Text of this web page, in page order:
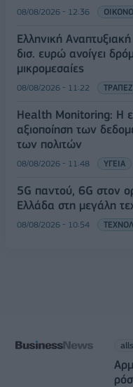
08/08/2026 - 12:36
Ελληνική
δισ. ευρώ ανοίγει
μικρομεσαίες
08/08/2026 - 11:22
Health Monitoring: Η
αξιοποίηση των
των πολιτών
08/08/2026 - 11:48 ΥΓΕΙΑ
5G παντού, 6G στον
Ελλάδα στη μεγάλη
08/08/2026 - 10:54